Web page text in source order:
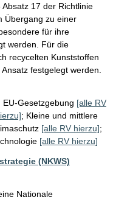
17 der Richtlinie
Übergang zu einer
für ihre
werden. Für die
recycelten Kunststoffen
festgelegt werden.
EU-Gesetzgebung [alle RV
; Kleine und mittlere
[alle RV hierzu];
[alle RV hierzu]
(NKWS)
Nationale